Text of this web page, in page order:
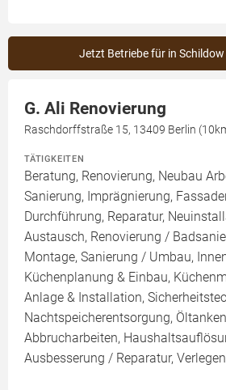
Jetzt Betriebe für in Schildow
G. Ali Renovierung
Raschdorffstraße 15, 13409 Berlin
TÄTIGKEITEN
Beratung, Renovierung, Neubau
Sanierung, Imprägnierung,
Durchführung, Reparatur,
Austausch, Renovierung /
Montage, Sanierung / Umbau,
Küchenplanung & Einbau,
Anlage & Installation,
Nachtspeicherentsorgung,
Abbrucharbeiten,
Ausbesserung / Reparatur, Verlegen